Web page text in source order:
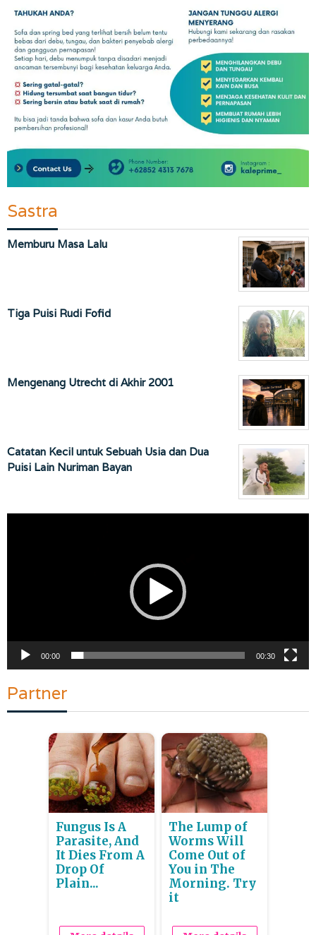
Sastra
Memburu Masa Lalu
Tiga Puisi Rudi Fofid
Mengenang Utrecht di Akhir 2001
Catatan Kecil untuk Sebuah Usia dan Dua
Puisi Lain Nuriman Bayan
00:00 00:30
Partner
Fungus Is A
Parasite, And
It Dies From A
Drop Of
Plain...
The Lump of
Worms Will
Come Out of
You in The
Morning. Try
it